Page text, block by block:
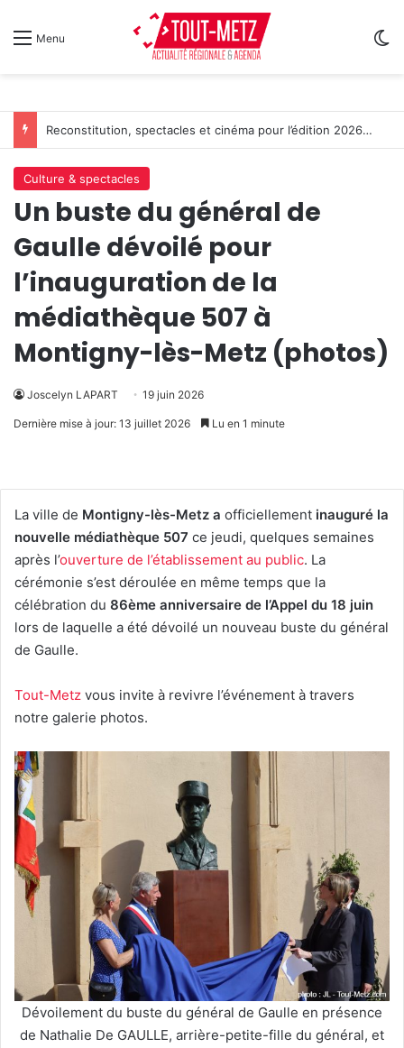
Menu
Reconstitution, spectacles et cinéma pour l’édition 2026 de « Ça tombe comme à Gravelotte »
Culture & spectacles
Un buste du général de
Gaulle dévoilé pour
l’inauguration de la
médiathèque 507 à
Montigny-lès-Metz (photos)
Joscelyn LAPART 19 juin 2026
Dernière mise à jour: 13 juillet 2026 Lu en 1 minute
La ville de Montigny-lès-Metz a officiellement inauguré la
nouvelle médiathèque 507 ce jeudi, quelques semaines
après l’ouverture de l’établissement au public. La
cérémonie s’est déroulée en même temps que la
célébration du 86ème anniversaire de l’Appel du 18 juin
lors de laquelle a été dévoilé un nouveau buste du général
de Gaulle.
Tout-Metz vous invite à revivre l’événement à travers
notre galerie photos.
Dévoilement du buste du général de Gaulle en présence
de Nathalie De GAULLE, arrière-petite-fille du général, et